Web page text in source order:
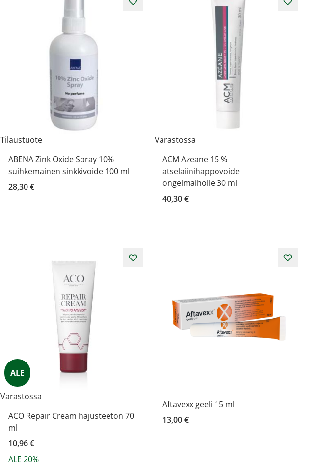
Tilaustuote
ABENA Zink Oxide Spray 10%
suihkemainen sinkkivoide 100 ml
28,30 €
Varastossa
ACM Azeane 15 %
atselaiinihappovoide
ongelmaiholle 30 ml
40,30 €
ALE
Varastossa
ACO Repair Cream hajusteeton 70
ml
10,96 €
ALE 20%
Aftavexx geeli 15 ml
13,00 €